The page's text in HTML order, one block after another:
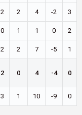
2 2 4 -2 3
0 1 1 0 2
2 2 7 -5 1
2 0 4 -4 0
3 1 10 -9 0